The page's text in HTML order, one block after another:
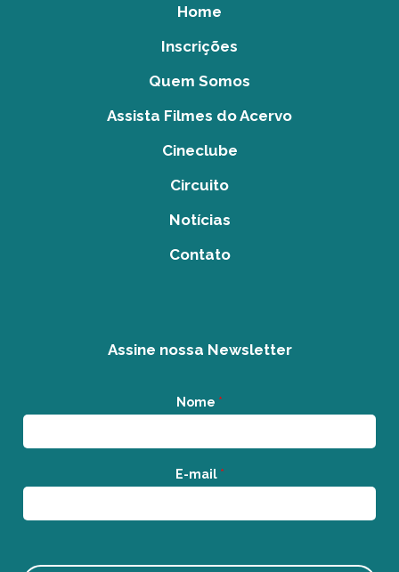
Home
Inscrições
Quem Somos
Assista Filmes do Acervo
Cineclube
Circuito
Notícias
Contato
Assine nossa Newsletter
Nome *
E-mail *